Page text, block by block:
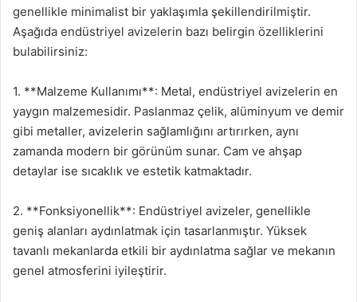
genellikle minimalist bir yaklaşımla şekillendirilmiştir.
Aşağıda endüstriyel avizelerin bazı belirgin özelliklerini
bulabilirsiniz:
1. **Malzeme Kullanımı**: Metal, endüstriyel avizelerin en
yaygın malzemesidir. Paslanmaz çelik, alüminyum ve demir
gibi metaller, avizelerin sağlamlığını artırırken, aynı
zamanda modern bir görünüm sunar. Cam ve ahşap
detaylar ise sıcaklık ve estetik katmaktadır.
2. **Fonksiyonellik**: Endüstriyel avizeler, genellikle
geniş alanları aydınlatmak için tasarlanmıştır. Yüksek
tavanlı mekanlarda etkili bir aydınlatma sağlar ve mekanın
genel atmosferini iyileştirir.